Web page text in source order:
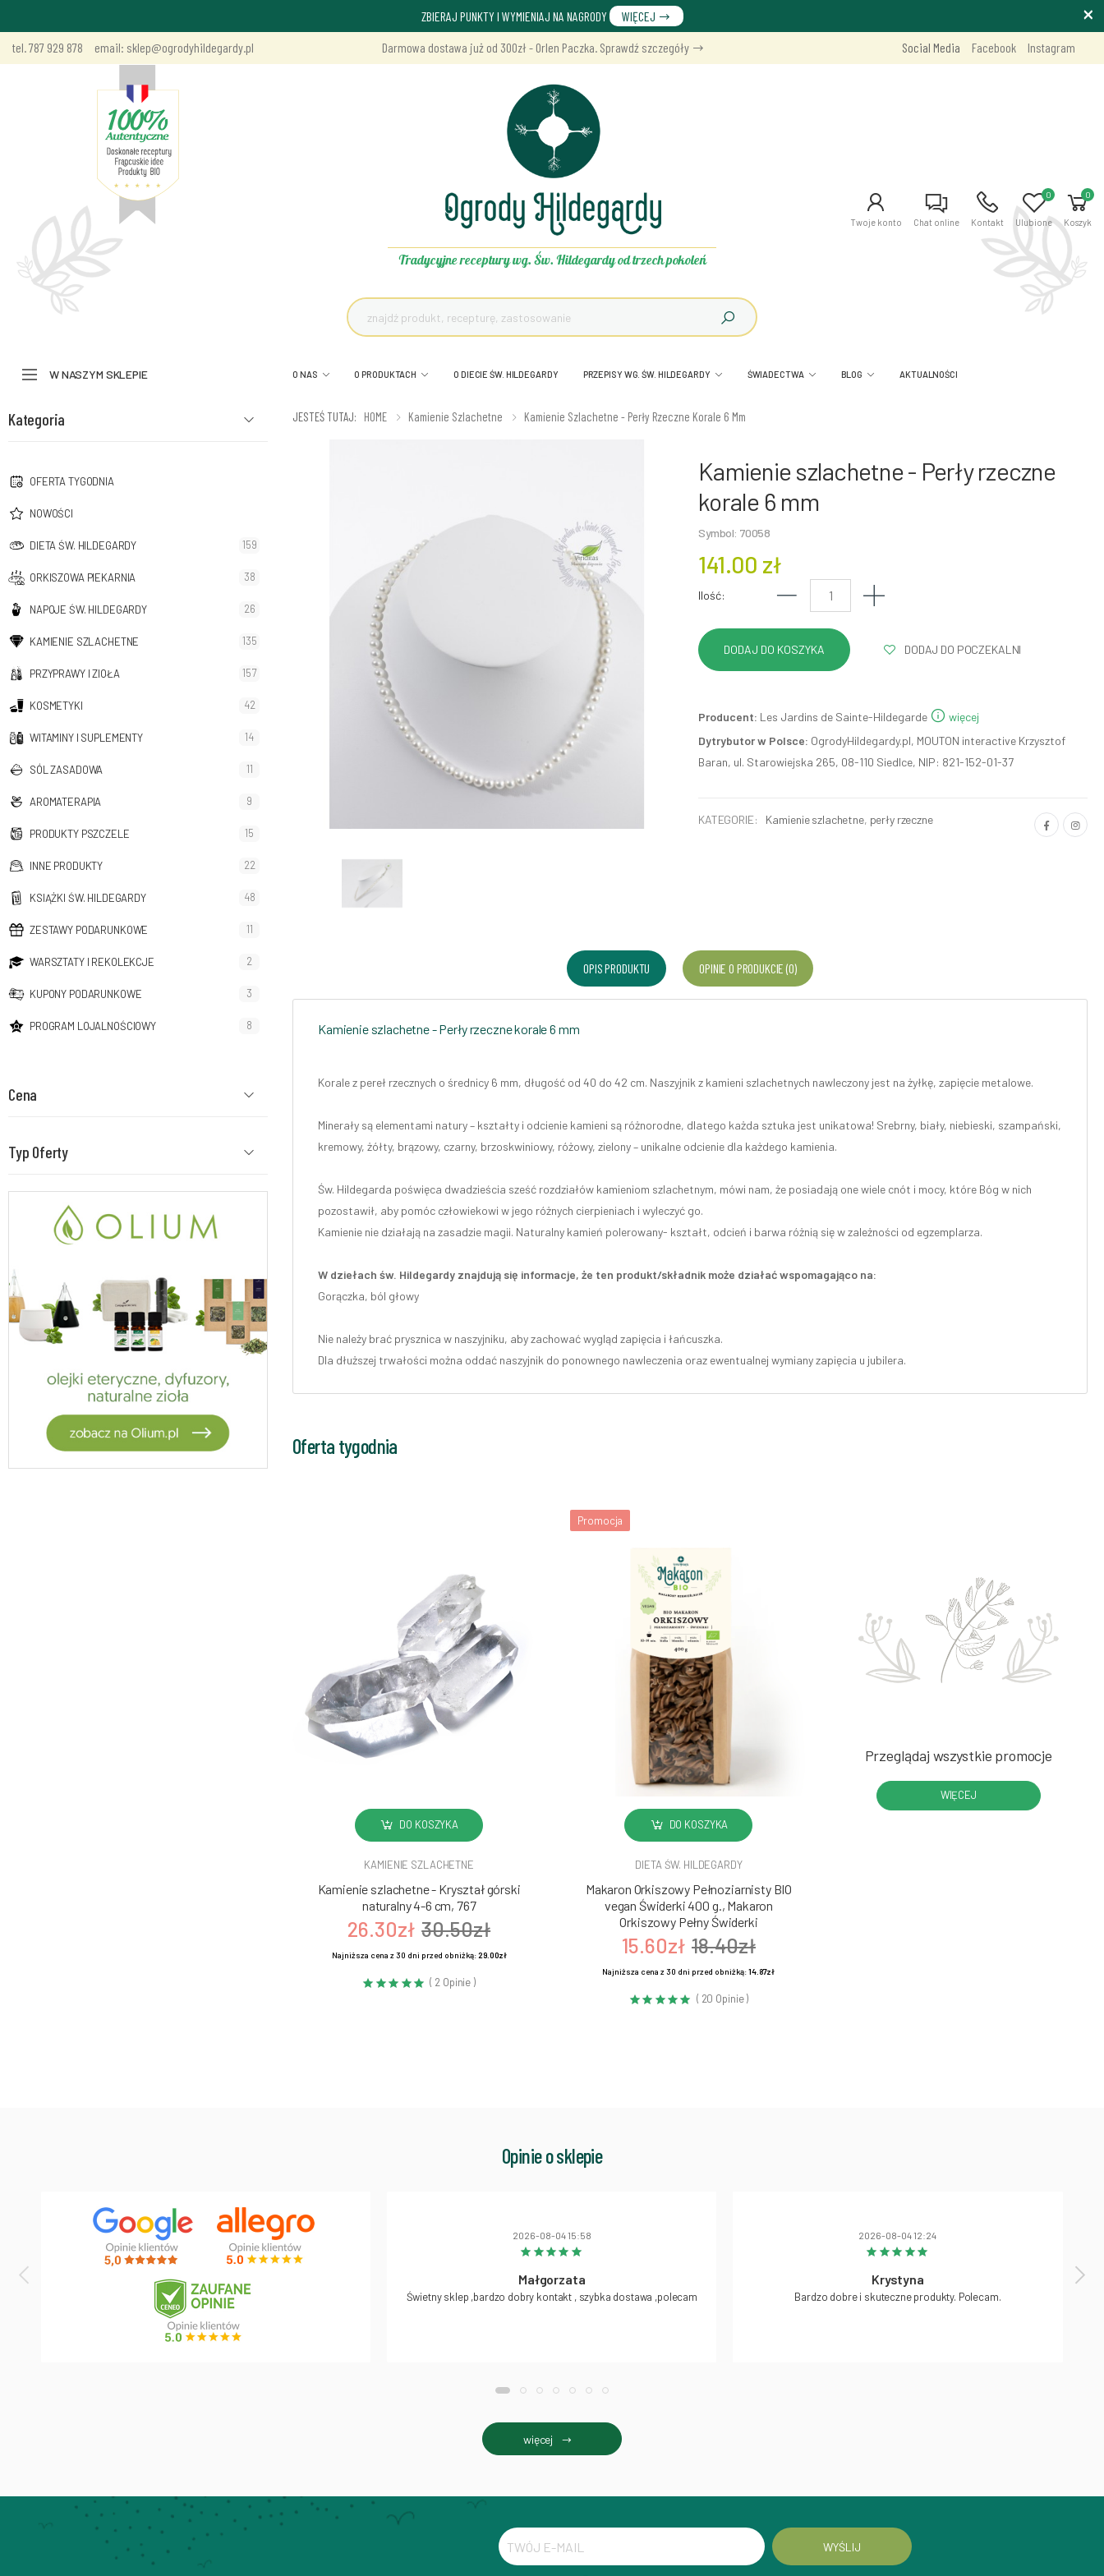
ZBIERAJ PUNKTY I WYMIENIAJ NA NAGRODY
WIĘCEJ
tel. 787 929 878
email: sklep@ogrodyhildegardy.pl Darmowa dostawa już od 300zł - Orlen Paczka. Sprawdź szczegóły Social Media Facebook Instagram
Tradycyjne receptury wg. Św. Hildegardy od trzech pokoleń
Twoje konto Chat online Kontakt Ulubione
0 0
Koszyk
W NASZYM SKLEPIE O NAS O PRODUKTACH O DIECIE ŚW. HILDEGARDY PRZEPISY WG. ŚW. HILDEGARDY ŚWIADECTWA BLOG AKTUALNOŚCI
Kategoria
OFERTA TYGODNIA
NOWOŚCI
DIETA ŚW. HILDEGARDY 159
ORKISZOWA PIEKARNIA 38
NAPOJE ŚW. HILDEGARDY 26
KAMIENIE SZLACHETNE 135
PRZYPRAWY I ZIOŁA 157
KOSMETYKI 42
WITAMINY I SUPLEMENTY 14
SÓL ZASADOWA 11
AROMATERAPIA 9
PRODUKTY PSZCZELE 15
INNE PRODUKTY 22
KSIĄŻKI ŚW. HILDEGARDY 48
ZESTAWY PODARUNKOWE 11
WARSZTATY I REKOLEKCJE 2
KUPONY PODARUNKOWE 3
PROGRAM LOJALNOŚCIOWY 8
Cena
Typ Oferty
JESTEŚ TUTAJ: HOME Kamienie Szlachetne Kamienie Szlachetne - Perły Rzeczne Korale 6 Mm
Kamienie szlachetne - Perły rzeczne
korale 6 mm
Symbol: 70058
141.00 zł
Ilość:
DODAJ DO POCZEKALNI
Producent: Les Jardins de Sainte-Hildegarde
więcej
Dytrybutor w Polsce: OgrodyHildegardy.pl, MOUTON interactive Krzysztof
Baran, ul. Starowiejska 265, 08-110 Siedlce, NIP: 821-152-01-37
KATEGORIE: Kamienie szlachetne, perły rzeczne
OPIS PRODUKTU OPINIE O PRODUKCIE (0)
Kamienie szlachetne - Perły rzeczne korale 6 mm
Korale z pereł rzecznych o średnicy 6 mm, długość od 40 do 42 cm. Naszyjnik z kamieni szlachetnych nawleczony jest na żyłkę, zapięcie metalowe.
Minerały są elementami natury – kształty i odcienie kamieni są różnorodne, dlatego każda sztuka jest unikatowa! Srebrny, biały, niebieski, szampański,
kremowy, żółty, brązowy, czarny, brzoskwiniowy, różowy, zielony – unikalne odcienie dla każdego kamienia.
Św. Hildegarda poświęca dwadzieścia sześć rozdziałów kamieniom szlachetnym, mówi nam, że posiadają one wiele cnót i mocy, które Bóg w nich
pozostawił, aby pomóc człowiekowi w jego różnych cierpieniach i wyleczyć go.
Kamienie nie działają na zasadzie magii. Naturalny kamień polerowany- kształt, odcień i barwa różnią się w zależności od egzemplarza.
W dziełach św. Hildegardy znajdują się informacje, że ten produkt/składnik może działać wspomagająco na:
Gorączka, ból głowy
Nie należy brać prysznica w naszyjniku, aby zachować wygląd zapięcia i łańcuszka.
Dla dłuższej trwałości można oddać naszyjnik do ponownego nawleczenia oraz ewentualnej wymiany zapięcia u jubilera.
Oferta tygodnia
DO KOSZYKA
KAMIENIE SZLACHETNE
Kamienie szlachetne - Kryształ górski
naturalny 4-6 cm, 767
26.30zł 30.50zł
Najniższa cena z 30 dni przed obniżką:29.00zł
( 2 Opinie )
Promocja
DO KOSZYKA
DIETA ŚW. HILDEGARDY
Makaron Orkiszowy Pełnoziarnisty BIO
vegan Świderki 400 g., Makaron
Orkiszowy Pełny Świderki
15.60zł 18.40zł
Najniższa cena z 30 dni przed obniżką:14.87zł
( 20 Opinie )
Przeglądaj wszystkie promocje
WIĘCEJ
Opinie o sklepie
2026-08-04 15:58
Małgorzata
Świetny sklep ,bardzo dobry kontakt , szybka dostawa ,polecam
2026-08-04 12:24
Krystyna
Bardzo dobre i skuteczne produkty. Polecam.
więcej
WYŚLIJ